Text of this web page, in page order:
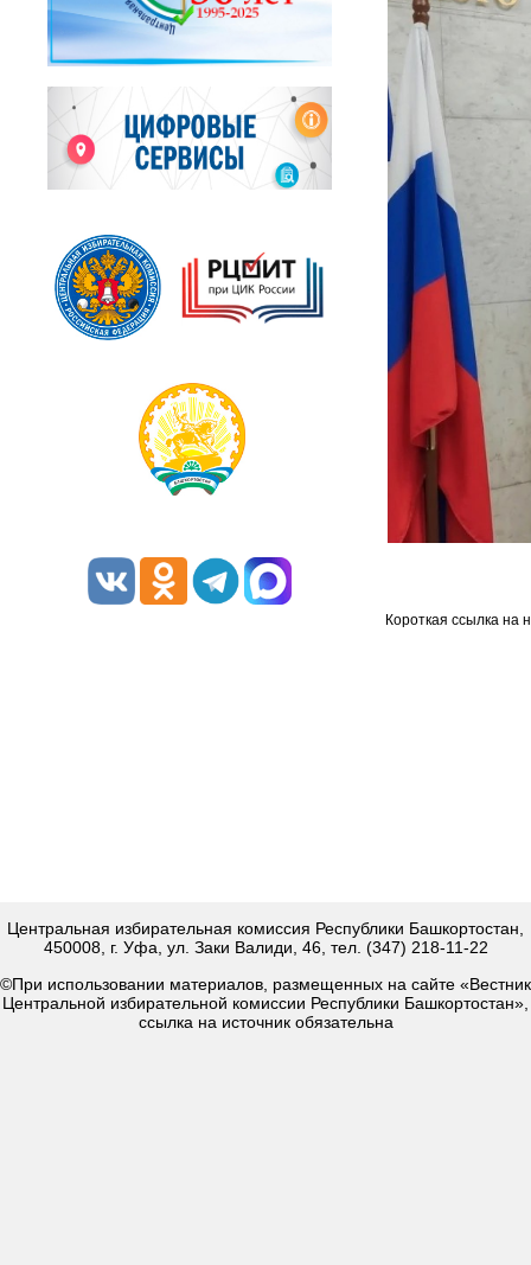
Короткая ссылка на
Центральная избирательная комиссия Республики Башкортостан,
450008, г. Уфа, ул. Заки Валиди, 46, тел. (347) 218-11-22
©При использовании материалов, размещенных на сайте «Вестник
Центральной избирательной комиссии Республики Башкортостан»,
ссылка на источник обязательна